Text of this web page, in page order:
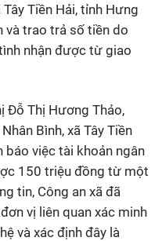
Tiền Hải, tỉnh Hưng
và trao trả số tiền do
nhận được từ giao
Đỗ Thị Hương Thảo,
Bình, xã Tây Tiền
báo việc tài khoản ngân
150 triệu đồng từ một
tin, Công an xã đã
vị liên quan xác minh
và xác định đây là